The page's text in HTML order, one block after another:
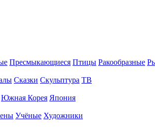
Пресмыкающиеся Птицы Ракообразные
Сказки Скульптура ТВ
Южная Корея Япония
Учёные Художники